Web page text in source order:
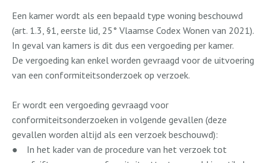
Een kamer wordt als een bepaald type woning beschouwd
(art. 1.3, §1, eerste lid, 25° Vlaamse Codex Wonen van 2021).
In geval van kamers is dit dus een vergoeding per kamer.
De vergoeding kan enkel worden gevraagd voor de uitvoering
van een conformiteitsonderzoek op verzoek.
Er wordt een vergoeding gevraagd voor
conformiteitsonderzoeken in volgende gevallen (deze
gevallen worden altijd als een verzoek beschouwd):
●
In het kader van de procedure van het verzoek tot